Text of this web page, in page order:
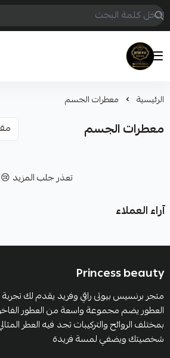
Princess beauty
الرئيسية معطرات الجسم
معطرات الجسم
تعذر جلب المزيد 😢
آراء العملاء
Princess beauty
متجر برنسيس بيوتى راقي وفريد يقدم لك تجربة
العطور يضم مجموعة واسعة من العطور
بمختلف الروائح والتركيبات تجد فيه العطر
شخصيتك ويضفي لمسة فريدة